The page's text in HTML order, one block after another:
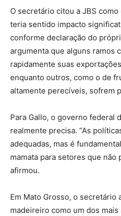
O secretário citou a JBS
teria sentido impacto
conforme declaração do
argumenta que alguns ramos
rapidamente suas
enquanto outros, como o de
altamente perecíveis, sofrem
Para Gallo, o governo federal
realmente precisa. “As
adequadas, mas é
mamata para setores que não
afirmou.
Em Mato Grosso, o secretário
madeireiro como um dos